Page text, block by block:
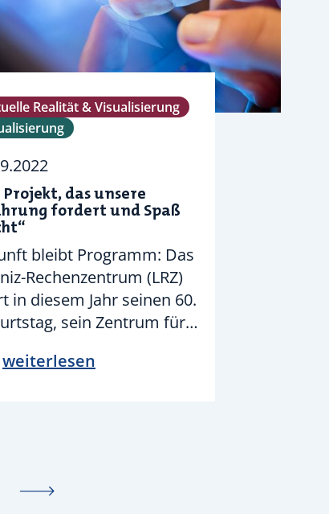
Realität & Visualisierung
Projekt, das unsere
fordert und Spaß
bleibt Programm: Das
Rechenzentrum (LRZ)
in diesem Jahr seinen 60.
sein Zentrum für…
weiterlesen